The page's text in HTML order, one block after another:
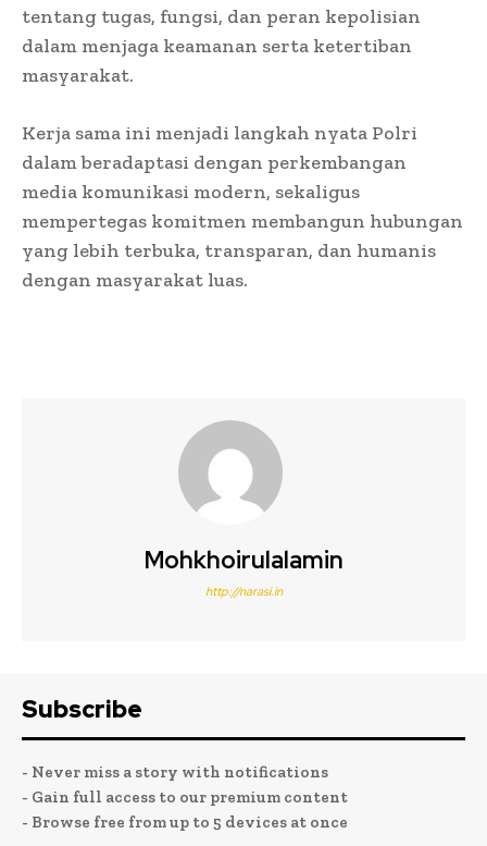
tentang tugas, fungsi, dan peran kepolisian
dalam menjaga keamanan serta ketertiban
masyarakat.
Kerja sama ini menjadi langkah nyata Polri
dalam beradaptasi dengan perkembangan
media komunikasi modern, sekaligus
mempertegas komitmen membangun hubungan
yang lebih terbuka, transparan, dan humanis
dengan masyarakat luas.
Mohkhoirulalamin
http://narasi.in
Subscribe
- Never miss a story with notifications
- Gain full access to our premium content
- Browse free from up to 5 devices at once